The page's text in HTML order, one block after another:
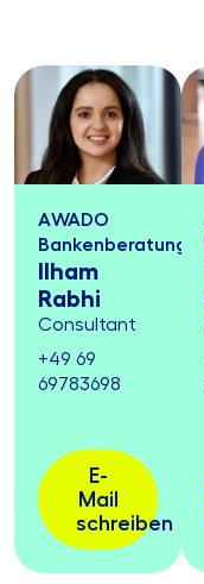
AWADO
Bankenberatung
Ilham
Rabhi
Consultant
+49 69
69783698
E-
Mail
schreiben